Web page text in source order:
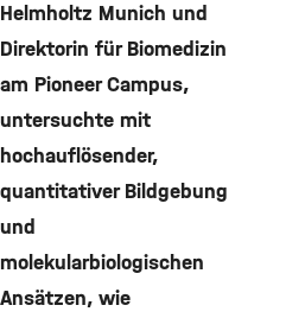
Helmholtz Munich und
Direktorin für Biomedizin
am Pioneer Campus,
untersuchte mit
hochauflösender,
quantitativer Bildgebung
und
molekularbiologischen
Ansätzen, wie